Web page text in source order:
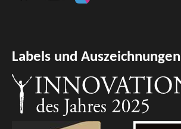
Labels und Auszeichnungen